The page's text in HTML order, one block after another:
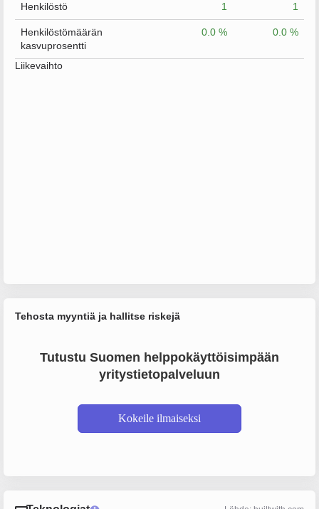
Henkilöstö 1 1
Henkilöstömäärän
kasvuprosentti
0.0 % 0.0 %
Liikevaihto
Tehosta myyntiä ja hallitse riskejä
Tutustu Suomen helppokäyttöisimpään
yritystietopalveluun
Kokeile ilmaiseksi